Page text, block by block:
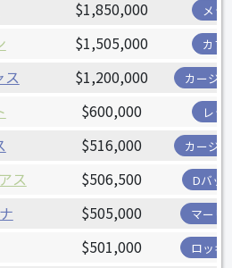
$1,850,000 メッ
$1,505,000 カブ
ス $1,200,000 カージ
$600,000 レッ
$516,000 カージ
ス $506,500 Dバッ
$505,000 マーリ
$501,000 ロッキ